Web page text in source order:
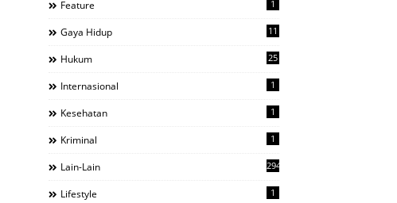
Feature 1
Gaya Hidup 11
Hukum 25
Internasional 1
Kesehatan 1
Kriminal 1
Lain-Lain 294
Lifestyle 1